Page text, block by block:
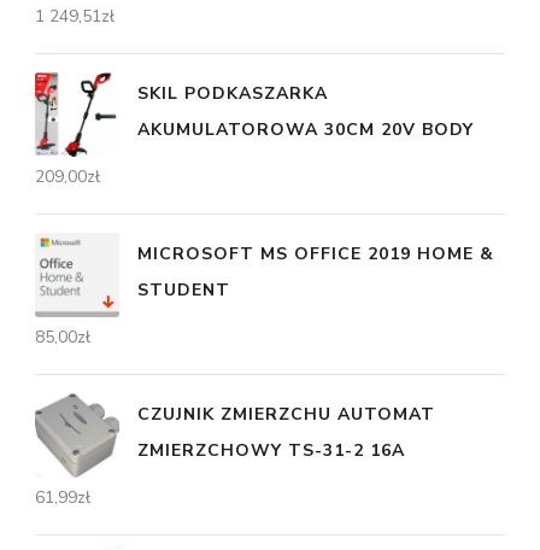
1 249,51zł
SKIL PODKASZARKA
AKUMULATOROWA 30CM 20V BODY
209,00zł
MICROSOFT MS OFFICE 2019 HOME &
STUDENT
85,00zł
CZUJNIK ZMIERZCHU AUTOMAT
ZMIERZCHOWY TS-31-2 16A
61,99zł